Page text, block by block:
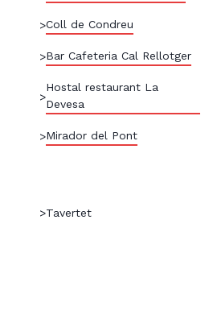
>Coll de Condreu
>Bar Cafeteria Cal Rellotger
>
Hostal restaurant La
Devesa
>Mirador del Pont
>Tavertet